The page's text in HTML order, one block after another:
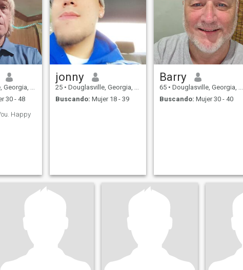
Estados Unidos
30 - 48
You. Happy
jonny
25 • Douglasville, Georgia, Estados Unidos
Buscando: Mujer 18 - 39
Barry
65 • Douglasville, Georgia, Estados Unidos
Buscando: Mujer 30 - 40